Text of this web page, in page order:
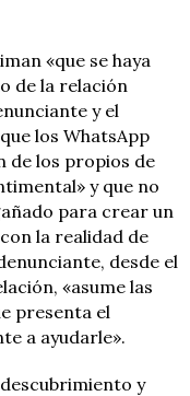
«que se haya
de la relación
y el
los WhatsApp
de los propios de
y que no
para crear un
la realidad de
desde el
«asume las
presenta el
a ayudarle».
y